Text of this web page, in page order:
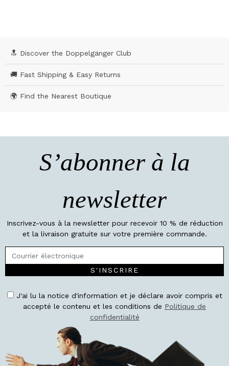
🔝 Discover the Doppelgänger Club
🚚 Fast Shipping & Easy Returns
🌍 Find the Nearest Boutique
S’abonner à la
newsletter
Inscrivez-vous à la newsletter pour recevoir 10 % de réduction
et la livraison gratuite sur votre première commande.
S'INSCRIRE
J'ai lu la notice d'information et je déclare avoir compris et
accepté le contenu et les conditions de Politique de
confidentialité